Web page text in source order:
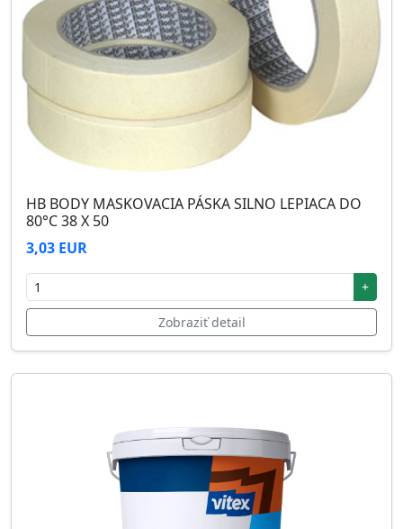
HB BODY MASKOVACIA PÁSKA SILNO LEPIACA DO
80°C 38 X 50
3,03 EUR
+
Zobraziť detail